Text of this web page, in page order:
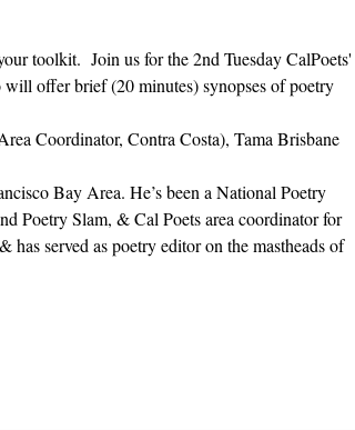
toolkit.  Join us for the 2nd Tuesday CalPoets'
offer brief (20 minutes) synopses of poetry
Coordinator, Contra Costa), Tama Brisbane
Bay Area. He’s been a National Poetry
Poetry Slam, & Cal Poets area coordinator for
has served as poetry editor on the mastheads of